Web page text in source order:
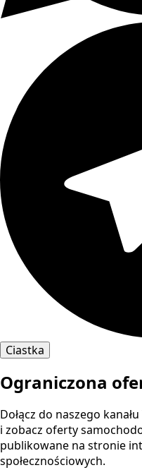
Ciastka
Ograniczona
Dołącz do naszego
i zobacz oferty
publikowane na stronie
społecznościowych.